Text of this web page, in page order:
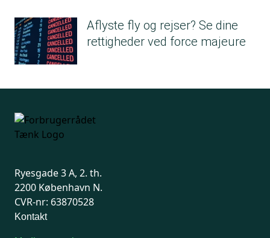
Aflyste fly og rejser? Se dine
rettigheder ved force majeure
Ryesgade 3 A, 2. th.
2200 København N.
CVR-nr: 63870528
Kontakt